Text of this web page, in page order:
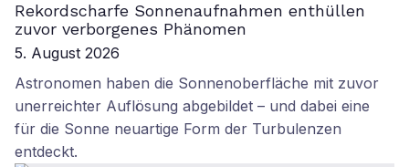
Rekordscharfe Sonnenaufnahmen enthüllen
zuvor verborgenes Phänomen
5. August 2026
Astronomen haben die Sonnenoberfläche mit zuvor
unerreichter Auflösung abgebildet – und dabei eine
für die Sonne neuartige Form der Turbulenzen
entdeckt.